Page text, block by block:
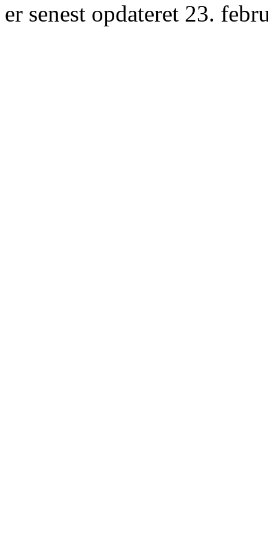
er senest opdateret 23.